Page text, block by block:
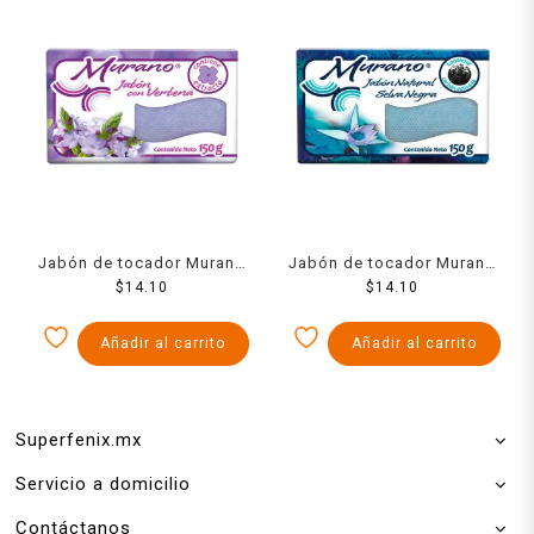
Jabón de tocador Murano
con verbena 150 g
$14.10
Añadir al carrito
Jabón de tocador Murano
selva negra 150 g
$14.10
Añadir al carrito
Superfenix.mx
Servicio a domicilio
Contáctanos